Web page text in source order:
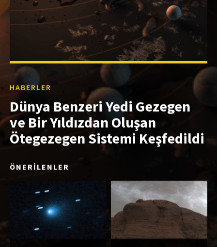
HABERLER
Dünya Benzeri Yedi Gezegen
ve Bir Yıldızdan Oluşan
Ötegezegen Sistemi Keşfedildi
ÖNERİLENLER